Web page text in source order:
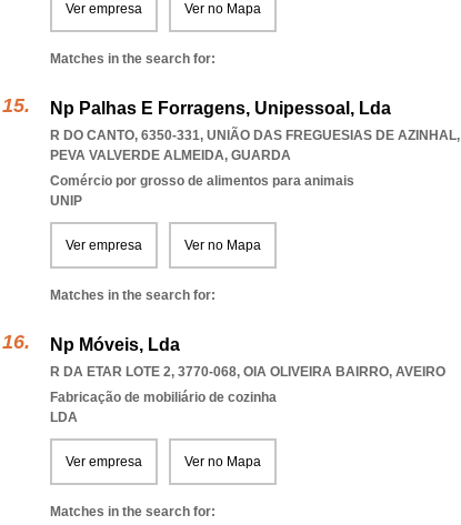
Ver empresa Ver no Mapa
Matches in the search for:
Np Palhas E Forragens, Unipessoal, Lda
R DO CANTO, 6350-331, UNIÃO DAS FREGUESIAS DE AZINHAL,
PEVA VALVERDE ALMEIDA, GUARDA
Comércio por grosso de alimentos para animais
UNIP
Ver empresa Ver no Mapa
Matches in the search for:
Np Móveis, Lda
R DA ETAR LOTE 2, 3770-068, OIA OLIVEIRA BAIRRO, AVEIRO
Fabricação de mobiliário de cozinha
LDA
Ver empresa Ver no Mapa
Matches in the search for: